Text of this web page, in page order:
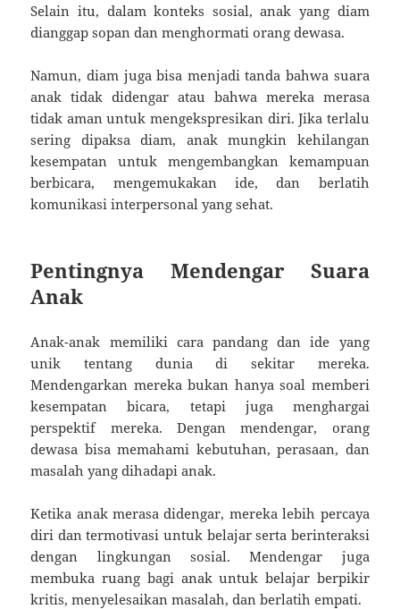
Selain itu, dalam konteks sosial, anak yang diam
dianggap sopan dan menghormati orang dewasa.
Namun, diam juga bisa menjadi tanda bahwa suara
anak tidak didengar atau bahwa mereka merasa
tidak aman untuk mengekspresikan diri. Jika terlalu
sering dipaksa diam, anak mungkin kehilangan
kesempatan untuk mengembangkan kemampuan
berbicara, mengemukakan ide, dan berlatih
komunikasi interpersonal yang sehat.
Pentingnya Mendengar Suara
Anak
Anak-anak memiliki cara pandang dan ide yang
unik tentang dunia di sekitar mereka.
Mendengarkan mereka bukan hanya soal memberi
kesempatan bicara, tetapi juga menghargai
perspektif mereka. Dengan mendengar, orang
dewasa bisa memahami kebutuhan, perasaan, dan
masalah yang dihadapi anak.
Ketika anak merasa didengar, mereka lebih percaya
diri dan termotivasi untuk belajar serta berinteraksi
dengan lingkungan sosial. Mendengar juga
membuka ruang bagi anak untuk belajar berpikir
kritis, menyelesaikan masalah, dan berlatih empati.